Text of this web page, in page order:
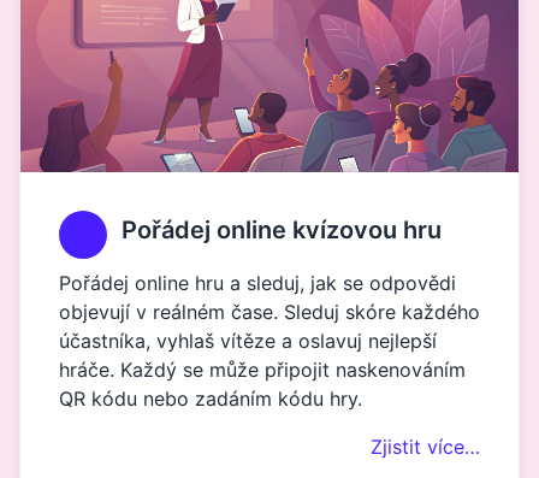
Pořádej online kvízovou hru
Pořádej online hru a sleduj, jak se odpovědi
objevují v reálném čase. Sleduj skóre každého
účastníka, vyhlaš vítěze a oslavuj nejlepší
hráče. Každý se může připojit naskenováním
QR kódu nebo zadáním kódu hry.
Zjistit více…